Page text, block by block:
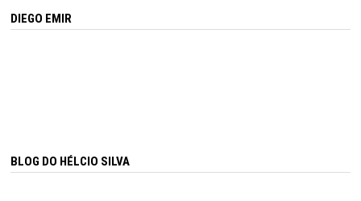
DIEGO EMIR
BLOG DO HÉLCIO SILVA